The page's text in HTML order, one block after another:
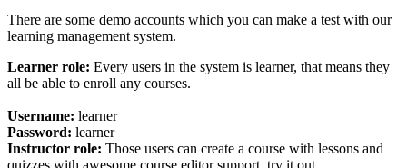
There are some demo accounts which you can make a test with our
learning management system.
Learner role: Every users in the system is learner, that means they
all be able to enroll any courses.
Username: learner
Password: learner
Instructor role: Those users can create a course with lessons and